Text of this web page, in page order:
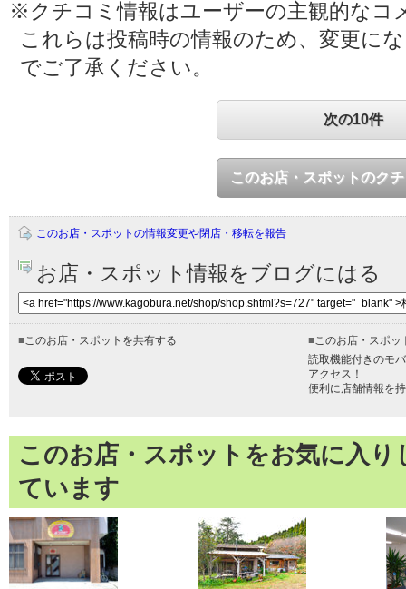
※クチコミ情報はユーザーの主観的なコ
これらは投稿時の情報のため、変更に
でご了承ください。
次の10件
このお店・スポットのク
このお店・スポットの情報変更や閉店・移転を報告
お店・スポット情報をブログにはる
■このお店・スポットを共有する ■このお店・スポッ
読取機能付きのモ
アクセス！
便利に店舗情報を
このお店・スポットをお気に入
ています